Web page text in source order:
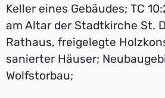
Keller eines Gebäudes; TC
am Altar der Stadtkirche St.
Rathaus, freigelegte
sanierter Häuser;
Wolfstorbau;